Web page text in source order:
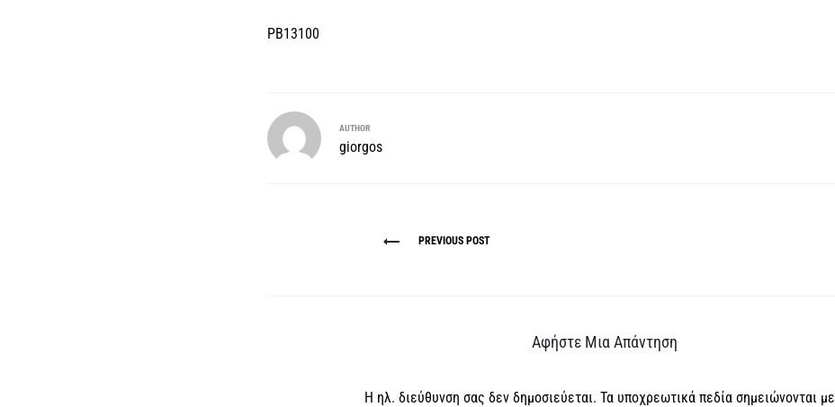
PB13100
AUTHOR
giorgos
PREVIOUS POST
Αφήστε Μια Απάντηση
Η ηλ. διεύθυνση σας δεν δημοσιεύεται. Τα υποχρεωτικά πεδία σημειώνονται με